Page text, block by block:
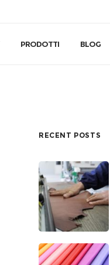
PRODOTTI BLOG
RECENT POSTS